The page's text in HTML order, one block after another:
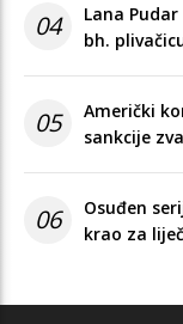
04
Lana
bh.
05
Američki
sankcije
06
Osuđen
krao za